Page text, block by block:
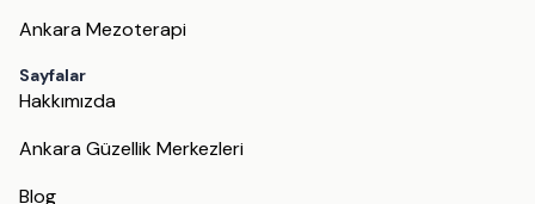
Ankara Mezoterapi
Sayfalar
Hakkımızda
Ankara Güzellik Merkezleri
Blog